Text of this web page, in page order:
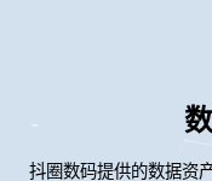
抖圈数码提供的数据资